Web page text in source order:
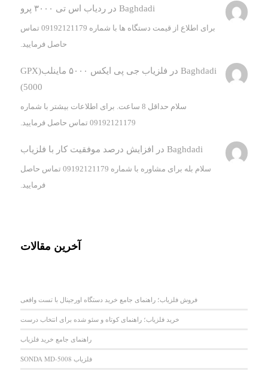
Baghdadi درردیاب اس تی ۳۰۰۰ پرو
برای اطلاع از قیمت دستگاه ها با شماره 09192121179 تماس
حاصل فرمایید.
Baghdadi در
فلزیاب جی پی ایکس ۵۰۰۰ ماینلب(GPX
5000)
سلام حداقل 8 ساعت. برای اطلاعات بیشتر با شماره
09192121179 تماس حاصل فرمایید.
Baghdadi در افزایش درصد موفقیت کار با فلزیاب
سلام بله برای مشاوره با شماره 09192121179 تماس حاصل
فرمایید.
آخرین مقالات
فروش فلزیاب؛ راهنمای جامع خرید دستگاه اورجینال با تست واقعی
خرید فلزیاب؛ راهنمای کوتاه و سئو شده برای انتخاب درست
راهنمای جامع خرید فلزیاب
فلزیاب SONDA MD-5008